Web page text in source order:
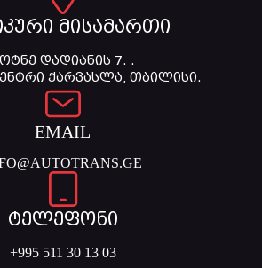
მისამართი
დადიანის 7. .
ქარვასლა, თბილისი.
EMAIL
ტელეფონი
+995 511 30 13 03